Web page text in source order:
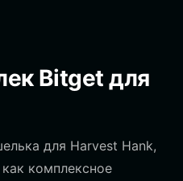
Bitget для
для Harvest Hank,
комплексное